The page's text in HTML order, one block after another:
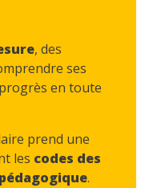
, des
ses
en toute
prend une
les codes des
.